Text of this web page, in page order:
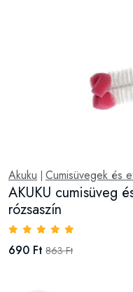
Akuku Cumisüvegek és
AKUKU cumisüveg
rózsaszín
690 Ft 863 Ft